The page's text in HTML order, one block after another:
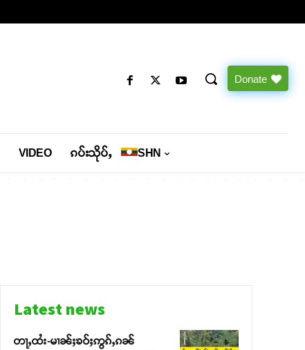
Donate
VIDEO ၵပ်းသိုပ်ႇ SHN
Latest news
တႃႇထႆး-မၢၼ်ႈၶဝ်ႈဢွၵ်ႇၵၼ်